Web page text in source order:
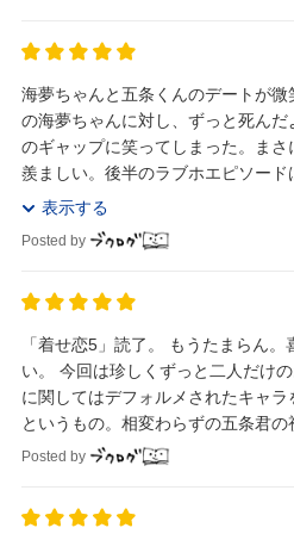
海夢ちゃんと五条くんのデートが
の海夢ちゃんに対し、ずっと死ん
のギャップに笑ってしまった。ま
羨ましい。後半のラブホエピソード
たし、最後の「おやすみ」も単行本
表示する
Posted by
「着せ恋5」読了。 もうたまらん
い。 今回は珍しくずっと二人だけ
に関してはデフォルメされたキャ
というもの。相変わらずの五条君の
Posted by